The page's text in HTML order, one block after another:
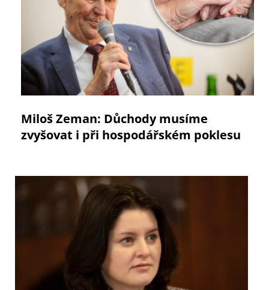
Miloš Zeman: Důchody musíme
zvyšovat i při hospodářském poklesu